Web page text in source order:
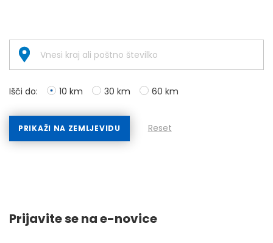
Išči do: 10 km 30 km 60 km
PRIKAŽI NA ZEMLJEVIDU Reset
Prijavite se na e-novice